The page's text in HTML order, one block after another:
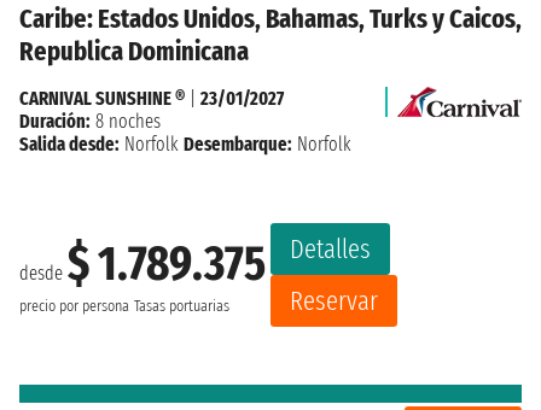
Caribe: Estados Unidos, Bahamas, Turks y Caicos,
Republica Dominicana
desde $ 1.789.375
precio por persona Tasas portuarias
Detalles
Reservar
CARNIVAL SUNSHINE ®
23/01/2027
Duración: 8 noches
Salida desde: Norfolk Desembarque: Norfolk